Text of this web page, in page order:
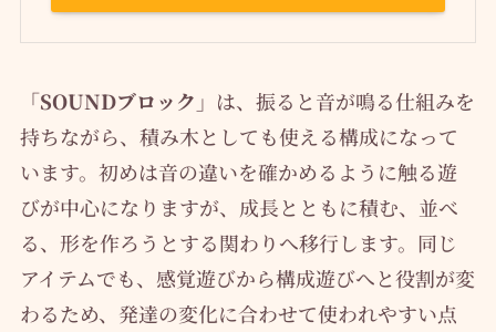
「SOUNDブロック」 は、振ると音が鳴る仕組みを
持ちながら、積み木としても使える構成になって
います。初めは音の違いを確かめるように触る遊
びが中心になりますが、成長とともに積む、並べ
る、形を作ろうとする関わりへ移行します。同じ
アイテムでも、感覚遊びから構成遊びへと役割が変
わるため、発達の変化に合わせて使われやすい点